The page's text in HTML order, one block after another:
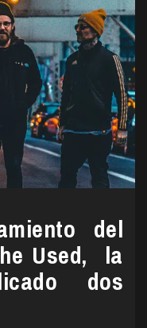
del
Used, la
dos